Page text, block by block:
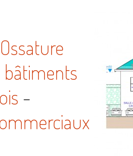
Ossature
bâtiments
-